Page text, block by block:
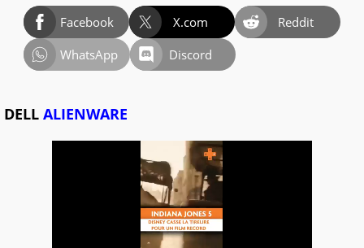
Facebook X.com
Reddit
WhatsApp
Discord
DELL ALIENWARE